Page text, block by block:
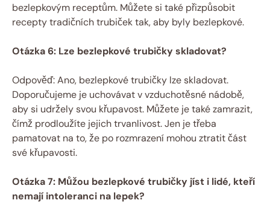
bezlepkovým receptům. Můžete si také přizpůsobit
recepty tradičních trubiček tak, aby byly bezlepkové.
Otázka 6: Lze bezlepkové trubičky skladovat?
Odpověď: Ano, bezlepkové trubičky lze skladovat.
Doporučujeme je uchovávat v vzduchotěsné nádobě,
aby si udržely svou křupavost. Můžete je také zamrazit,
čímž prodloužíte jejich trvanlivost. Jen je třeba
pamatovat na to, že po rozmrazení mohou ztratit část
své křupavosti.
Otázka 7: Můžou bezlepkové trubičky jíst i lidé, kteří
nemají intoleranci na lepek?